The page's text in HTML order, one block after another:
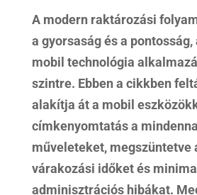
A modern raktározási
a gyorsaság és a
mobil technológia
szintre. Ebben a cikkben
alakítja át a mobil
címkenyomtatás a
műveleteket, megszüntetve
várakozási időket és
adminisztrációs hibákat.